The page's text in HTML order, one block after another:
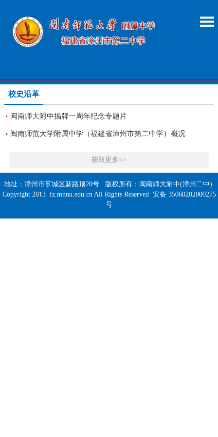
校史沿革
闽南师大附中揭牌一周年纪念专题片
闽南师范大学附属中学（福建省漳州市第二中学）概况
获取更多>>
地址：漳州市芗城区新路顶20号 版权所有：闽南师大附中(漳州二中)
Copyright 2013 fz.mnnu.edu.cn All Rights Reserved 安备 35060202000275
号